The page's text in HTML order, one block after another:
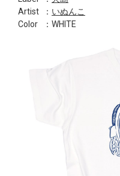
Artist
： いぬんこ
Color
：WHITE